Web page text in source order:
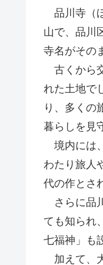
品川寺（
山で、品川
寺名がその
古くから
れた土地で
り、多くの
暮らしを見
境内には
わたり旅人
代の作とさ
さらに品
ても知られ
七福神」も
加えて、